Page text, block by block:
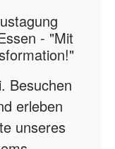
- "Mit
Besuchen
erleben
unseres